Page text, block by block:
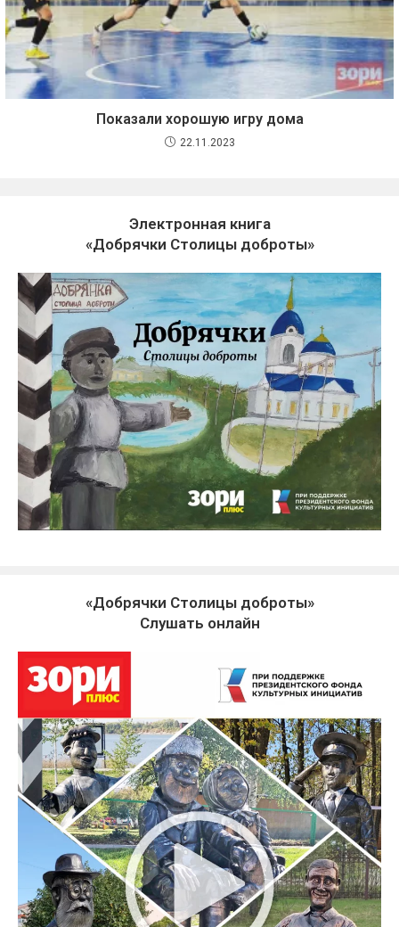
Показали хорошую игру дома
22.11.2023
Электронная книга
«Добрячки Столицы доброты»
«Добрячки Столицы доброты»
Слушать онлайн